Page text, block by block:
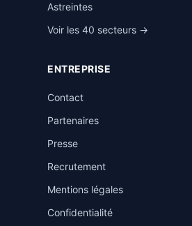
Astreintes
Voir les 40 secteurs →
ENTREPRISE
Contact
Partenaires
Presse
Recrutement
Mentions légales
Confidentialité